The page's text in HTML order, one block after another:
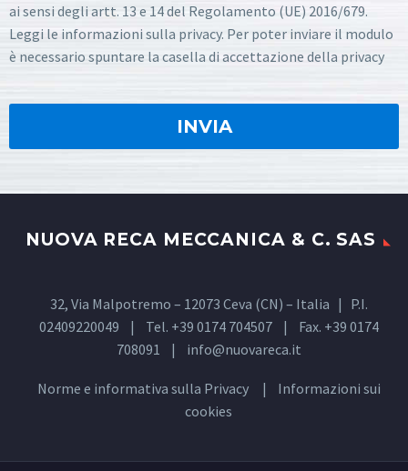
ai sensi degli artt. 13 e 14 del Regolamento (UE) 2016/679.
Leggi le informazioni sulla privacy. Per poter inviare il modulo
è necessario spuntare la casella di accettazione della privacy
NUOVA RECA MECCANICA & C. SAS
32, Via Malpotremo – 12073 Ceva (CN) – Italia | P.I.
02409220049 | Tel. +39 0174 704507 | Fax. +39 0174
708091 | info@nuovareca.it
Norme e informativa sulla Privacy| Informazioni sui
cookies